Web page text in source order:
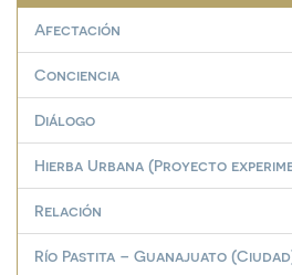
Afectación
Conciencia
Diálogo
Hierba Urbana (Proyecto
Relación
Río Pastita – Guanajuato